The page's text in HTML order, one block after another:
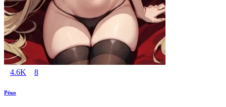
4.6K 8
Рёко